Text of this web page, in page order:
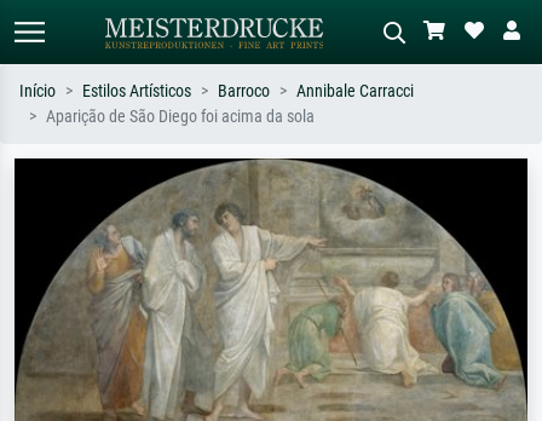
Pesquise por artista, título ou estilo –
ex: Monet, Noite Estrelada,
impressionismo, onda de Hokusai, nu.
Descreva a cena – ex: prado verde,
abstrato com muito vermelho, pintura
a óleo escura, nu em pé ao lado de
uma árvore.
Início Estilos Artísticos Barroco
Annibale Carracci
Aparição de São Diego foi acima da sola